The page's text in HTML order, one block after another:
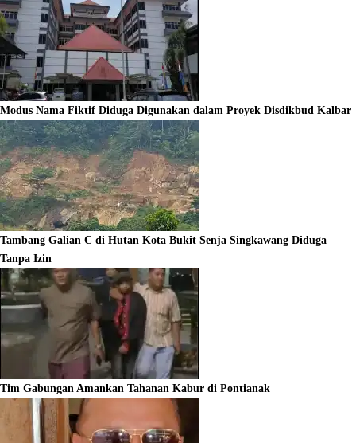
Modus Nama Fiktif Diduga Digunakan dalam Proyek Disdikbud Kalbar
Tambang Galian C di Hutan Kota Bukit Senja Singkawang Diduga
Tanpa Izin
Tim Gabungan Amankan Tahanan Kabur di Pontianak